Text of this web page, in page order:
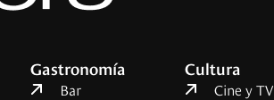
Gastronomía
Bar
Cultura
Cine y TV